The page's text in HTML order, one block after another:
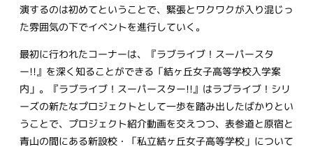
演するのは初めてということで、緊張とワクワクが入り混じっ
た雰囲気の下でイベントを進行していく。
最初に行われたコーナーは、『ラブライブ！スーパースタ
ー!!』を深く知ることができる「結ヶ丘女子高等学校入学案
内」。『ラブライブ！スーパースター!!』はラブライブ！シリ
ーズの新たなプロジェクトとして一歩を踏み出したばかりとい
うことで、プロジェクト紹介動画を交えつつ、表参道と原宿と
青山の間にある新設校・「私立結ヶ丘女子高等学校」について